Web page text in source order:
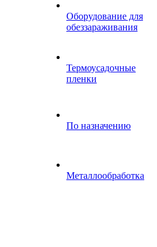
Оборудование для
обеззараживания
Термоусадочные
пленки
По назначению
Металлообработка